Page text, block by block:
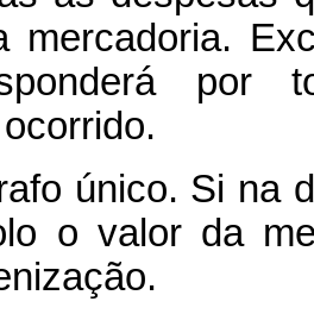
mercadoria.
por
Si na
o valor da